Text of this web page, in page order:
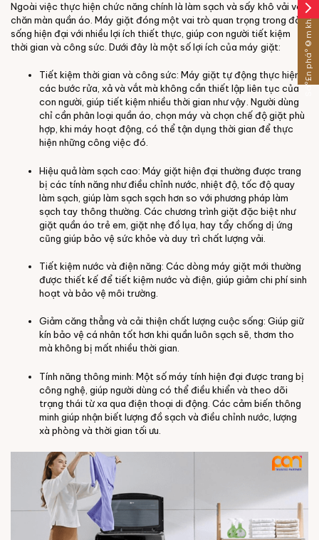
Ngoài việc thực hiện chức năng chính là làm sạch và sấy khô vải vóc
chăn màn quần áo. Máy giặt đóng một vai trò quan trọng trong đời
sống hiện đại với nhiều lợi ích thiết thực, giúp con người tiết kiệm
thời gian và công sức. Dưới đây là một số lợi ích của máy giặt:
Tiết kiệm thời gian và công sức: Máy giặt tự động thực hiện
các bước rửa, xả và vắt mà không cần thiết lập liên tục của
con người, giúp tiết kiệm nhiều thời gian như vậy. Người dùng
chỉ cần phân loại quần áo, chọn máy và chọn chế độ giặt phù
hợp, khi máy hoạt động, có thể tận dụng thời gian để thực
hiện những công việc đó.
Hiệu quả làm sạch cao: Máy giặt hiện đại thường được trang
bị các tính năng như điều chỉnh nước, nhiệt độ, tốc độ quay
làm sạch, giúp làm sạch sạch hơn so với phương pháp làm
sạch tay thông thường. Các chương trình giặt đặc biệt như
giặt quần áo trẻ em, giặt nhẹ đồ lụa, hay tẩy chống dị ứng
cũng giúp bảo vệ sức khỏe và duy trì chất lượng vải.
Tiết kiệm nước và điện năng: Các dòng máy giặt mới thường
được thiết kế để tiết kiệm nước và điện, giúp giảm chi phí sinh
hoạt và bảo vệ môi trường.
Giảm căng thẳng và cải thiện chất lượng cuộc sống: Giúp giữ
kín bảo vệ cá nhân tốt hơn khi quần luôn sạch sẽ, thơm tho
mà không bị mất nhiều thời gian.
Tính năng thông minh: Một số máy tính hiện đại được trang bị
công nghệ, giúp người dùng có thể điều khiển và theo dõi
trạng thái từ xa qua điện thoại di động. Các cảm biến thông
minh giúp nhận biết lượng đồ sạch và điều chỉnh nước, lượng
xà phòng và thời gian tối ưu.
arrow_forward_ios
Sáº£n pháº©m khÃ¡c